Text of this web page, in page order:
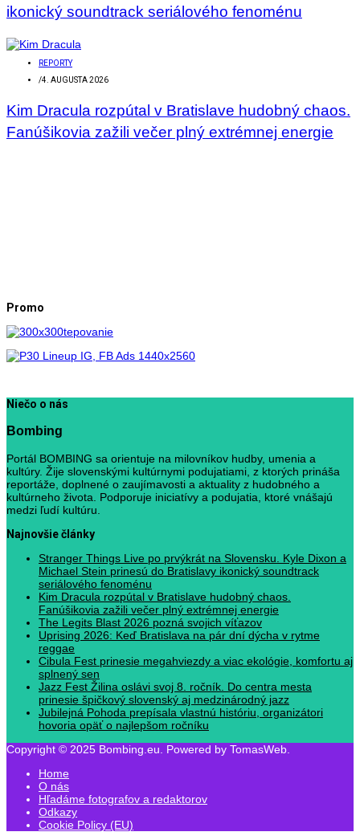
ikonický soundtrack seriálového fenoménu
REPORTY
/4. AUGUSTA 2026
Kim Dracula rozpútal v Bratislave hudobný chaos.
Fanúšikovia zažili večer plný extrémnej energie
Promo
Niečo o nás
Bombing
Portál BOMBING sa orientuje na milovníkov hudby, umenia a
kultúry. Žije slovenskými kultúrnymi podujatiami, z ktorých prináša
reportáže, doplnené o zaujímavosti a aktuality z hudobného a
kultúrneho života. Podporuje iniciatívy a podujatia, ktoré vnášajú
medzi ľudí kultúru.
Najnovšie články
Stranger Things Live po prvýkrát na Slovensku. Kyle Dixon a
Michael Stein prinesú do Bratislavy ikonický soundtrack
seriálového fenoménu
Kim Dracula rozpútal v Bratislave hudobný chaos.
Fanúšikovia zažili večer plný extrémnej energie
The Legits Blast 2026 pozná svojich víťazov
Uprising 2026: Keď Bratislava na pár dní dýcha v rytme
reggae
Cibula Fest prinesie megahviezdy a viac ekológie, komfortu aj
splnený sen
Jazz Fest Žilina oslávi svoj 8. ročník. Do centra mesta
prinesie špičkový slovenský aj medzinárodný jazz
Jubilejná Pohoda prepísala vlastnú históriu, organizátori
hovoria opäť o najlepšom ročníku
Copyright © 2025 Bombing.eu. Powered by TomasWeb.
Home
O nás
Hľadáme fotografov a redaktorov
Odkazy
Cookie Policy (EU)